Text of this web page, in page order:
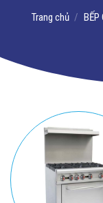
Trang chủ / BẾP